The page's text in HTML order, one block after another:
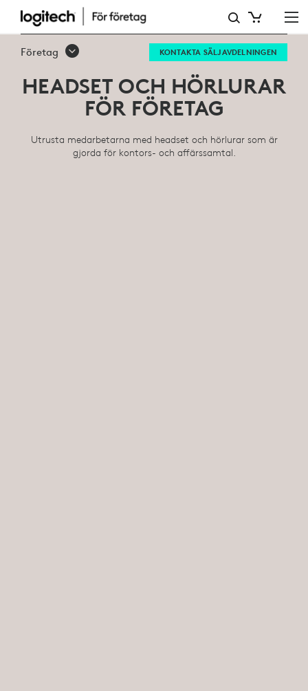
HEADSET
OCH
HÖRLURAR
FÖR
FÖRETAG
Företag KONTAKTA SÄLJAVDELNINGEN
HEADSET OCH HÖRLURAR
FÖR FÖRETAG
Utrusta medarbetarna med headset och hörlurar som är
gjorda för kontors- och affärssamtal.